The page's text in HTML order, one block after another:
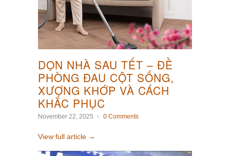
DỌN NHÀ SAU TẾT – ĐỀ
PHÒNG ĐAU CỘT SỐNG,
XƯƠNG KHỚP VÀ CÁCH
KHẮC PHỤC
November 22, 2025 0 Comments
View full article →